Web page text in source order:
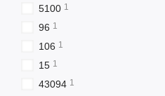
5100 1
96 1
106 1
15 1
43094 1